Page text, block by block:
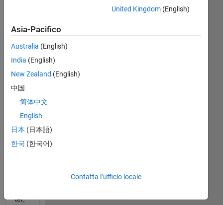
Hi
eve
ryo
ne,
We'
tryi
ng
run
scri
ter,
United Kingdom(English)
Asia-Pacifico
Australia (English)
India (English)
New Zealand (English)
中国
简体中文
English
日本 (日本語)
한국 (한국어)
Contatta l’ufficio locale